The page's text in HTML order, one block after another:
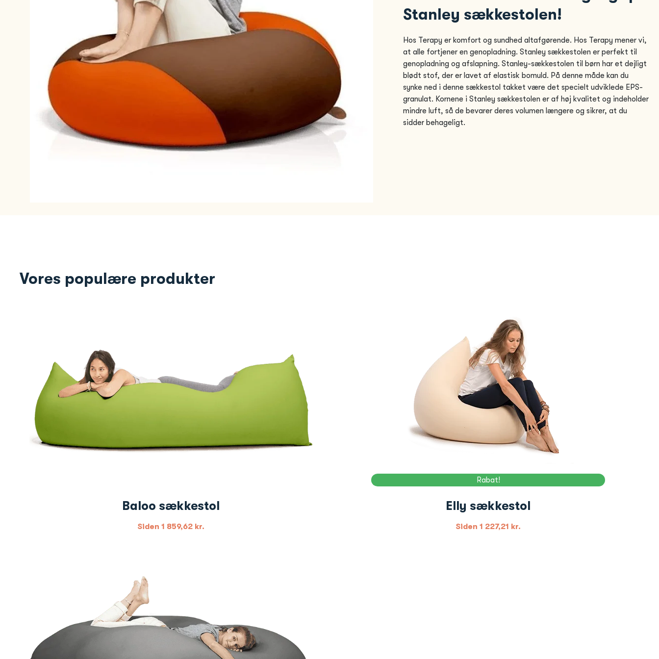
Stanley sækkestolen!
Hos Terapy er komfort og sundhed altafgørende. Hos Terapy mener vi,
at alle fortjener en genopladning. Stanley sækkestolen er perfekt til
genopladning og afslapning. Stanley-sækkestolen til børn har et dejligt
blødt stof, der er lavet af elastisk bomuld. På denne måde kan du
synke ned i denne sækkestol takket være det specielt udviklede EPS-
granulat. Kornene i Stanley sækkestolen er af høj kvalitet og indeholder
mindre luft, så de bevarer deres volumen længere og sikrer, at du
sidder behageligt.
Vores populære produkter
Baloo sækkestol
Siden 1 859,62 kr.
Rabat!
Elly sækkestol
Siden 1 227,21 kr.